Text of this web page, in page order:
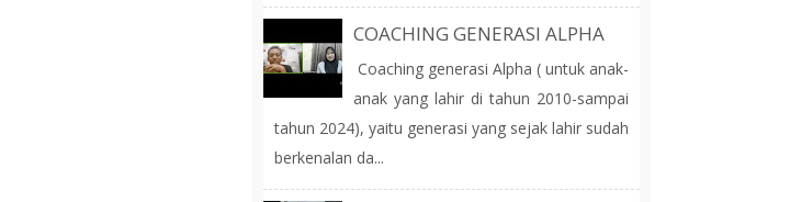
COACHING GENERASI ALPHA
Coaching generasi Alpha ( untuk anak-
anak yang lahir di tahun 2010-sampai
tahun 2024), yaitu generasi yang sejak lahir sudah
berkenalan da...